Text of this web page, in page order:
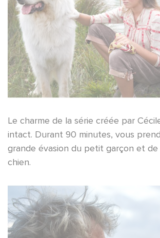
Le charme de la série créée par
intact. Durant 90 minutes, vous
grande évasion du petit garçon et
chien.